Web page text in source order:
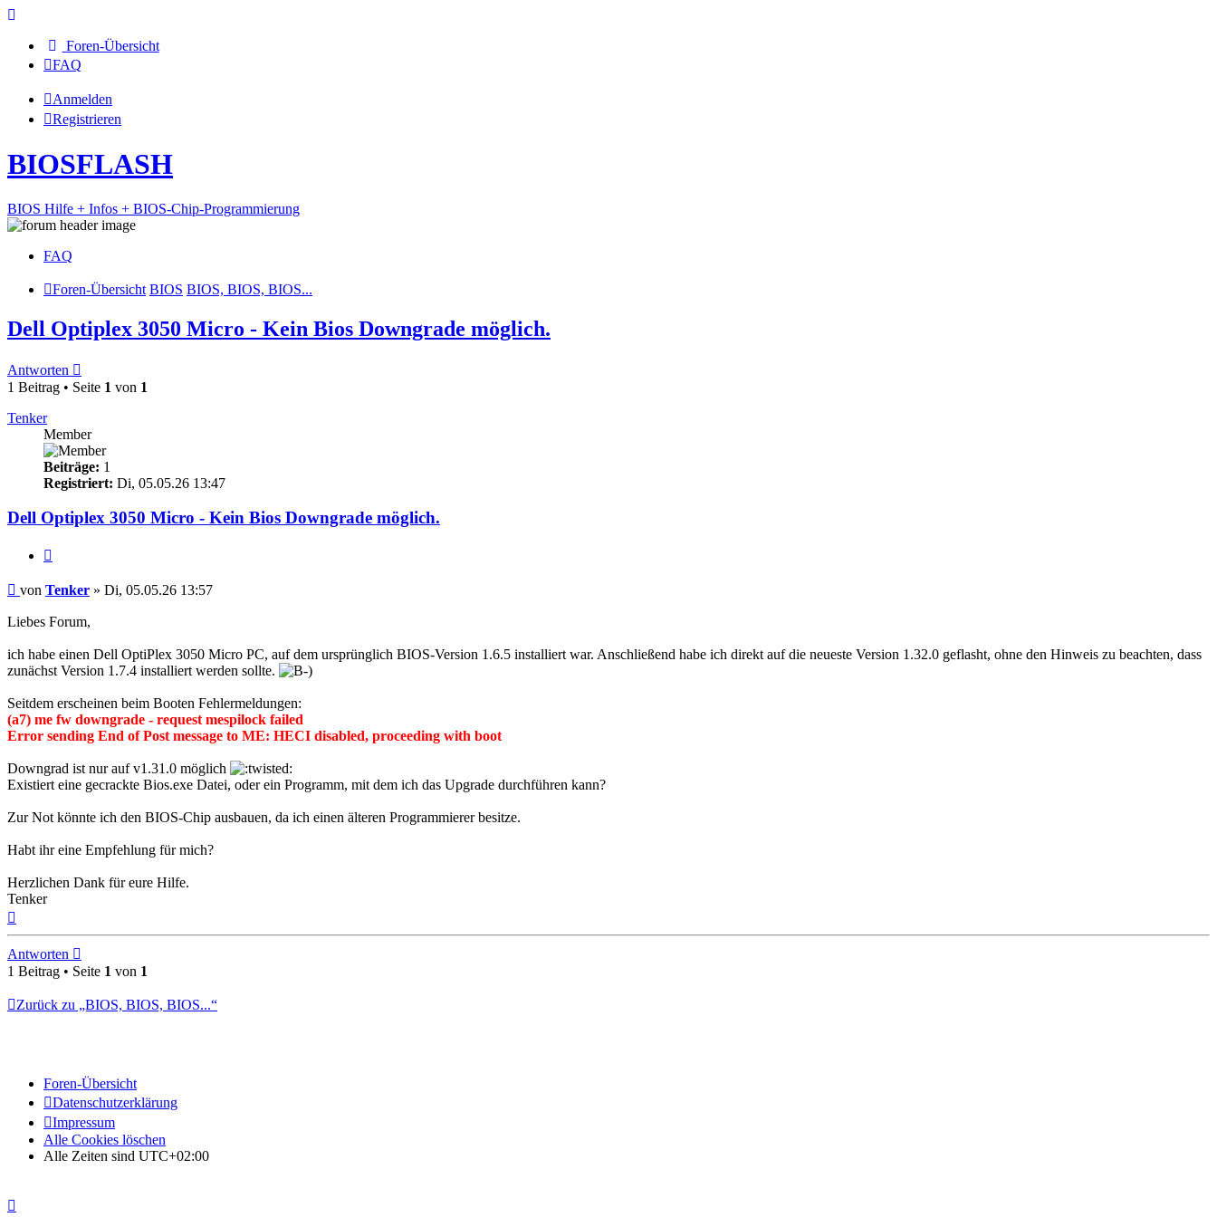
Foren-Übersicht
FAQ
Anmelden
Registrieren
BIOSFLASH
BIOS Hilfe + Infos + BIOS-Chip-Programmierung
FAQ
Foren-Übersicht BIOS BIOS, BIOS, BIOS...
Dell Optiplex 3050 Micro - Kein Bios Downgrade möglich.
Antworten
1 Beitrag • Seite 1 von 1
Tenker
Member
Beiträge: 1
Registriert: Di, 05.05.26 13:47
Dell Optiplex 3050 Micro - Kein Bios Downgrade möglich.
Beitrag
von Tenker » Di, 05.05.26 13:57
Liebes Forum,
ich habe einen Dell OptiPlex 3050 Micro PC, auf dem ursprünglich BIOS-Version 1.6.5 installiert war. Anschließend habe ich direkt auf die neueste Version 1.32.0 geflasht, ohne den Hinweis zu beachten, dass
zunächst Version 1.7.4 installiert werden sollte.
Seitdem erscheinen beim Booten Fehlermeldungen:
(a7) me fw downgrade - request mespilock failed
Error sending End of Post message to ME: HECI disabled, proceeding with boot
Downgrad ist nur auf v1.31.0 möglich
Existiert eine gecrackte Bios.exe Datei, oder ein Programm, mit dem ich das Upgrade durchführen kann?
Zur Not könnte ich den BIOS-Chip ausbauen, da ich einen älteren Programmierer besitze.
Habt ihr eine Empfehlung für mich?
Herzlichen Dank für eure Hilfe.
Tenker
Antworten
1 Beitrag • Seite 1 von 1
Zurück zu „BIOS, BIOS, BIOS...“
Foren-Übersicht
Datenschutzerklärung
Impressum
Alle Cookies löschen
Alle Zeiten sind UTC+02:00